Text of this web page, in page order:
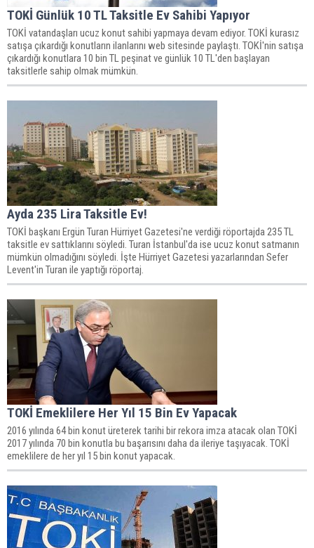
TOKİ Günlük 10 TL Taksitle Ev Sahibi Yapıyor
TOKİ vatandaşları ucuz konut sahibi yapmaya devam ediyor. TOKİ kurasız
satışa çıkardığı konutların ilanlarını web sitesinde paylaştı. TOKİ'nin satışa
çıkardığı konutlara 10 bin TL peşinat ve günlük 10 TL'den başlayan
taksitlerle sahip olmak mümkün.
Ayda 235 Lira Taksitle Ev!
TOKİ başkanı Ergün Turan Hürriyet Gazetesi'ne verdiği röportajda 235 TL
taksitle ev sattıklarını söyledi. Turan İstanbul'da ise ucuz konut satmanın
mümkün olmadığını söyledi. İşte Hürriyet Gazetesi yazarlarından Sefer
Levent'in Turan ile yaptığı röportaj.
TOKİ Emeklilere Her Yıl 15 Bin Ev Yapacak
2016 yılında 64 bin konut üreterek tarihi bir rekora imza atacak olan TOKİ
2017 yılında 70 bin konutla bu başarısını daha da ileriye taşıyacak. TOKİ
emeklilere de her yıl 15 bin konut yapacak.